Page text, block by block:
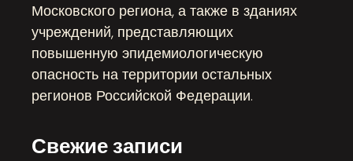
Московского региона, а также в зданиях
учреждений, представляющих
повышенную эпидемиологическую
опасность на территории остальных
регионов Российской Федерации.
Свежие записи